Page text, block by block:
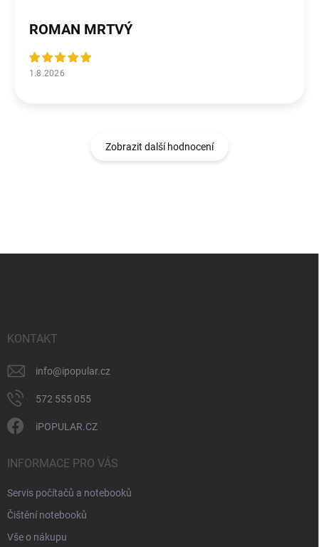
ROMAN MRTVÝ
1.8.2026
Zobrazit další hodnocení
KONTAKT
info@ipopular.cz
572 555 055
iPOPULAR.CZ
INFORMACE PRO VÁS
Servis počítačů a notebooků
Čištění notebooků
Vše o nákupu